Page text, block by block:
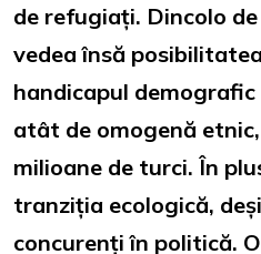
de refugiați. Dincolo
vedea însă
handicapul demografic
atât de omogenă
milioane de turci. În
tranziția ecologică,
concurenți în politică.